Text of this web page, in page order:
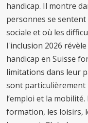
handicap. Il montre
personnes se
sociale et où les
l'inclusion 2026
handicap en Suisse
limitations dans leur
sont particulièrement
l’emploi et la
formation, les loisirs,